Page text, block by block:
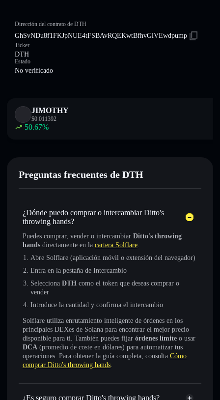
Dirección del contrato de DTH
GhSvNDu8f1FKJpNUE4tFSBAvRQEKwtBfhvGiVEwdpump
Ticker
DTH
Estado
No verificado
JIMOTHY
$0.011392
50.67%
Preguntas frecuentes de DTH
¿Dónde puedo comprar o intercambiar Ditto's
throwing hands?
Puedes comprar, vender o intercambiar Ditto's throwing
hands directamente en la cartera Solflare:
Abre Solflare (aplicación móvil o extensión del navegador)
Entra en la pestaña de Intercambio
Selecciona DTH como el token que deseas comprar o
vender
Introduce la cantidad y confirma el intercambio
Solflare utiliza enrutamiento inteligente de órdenes en los
principales DEXes de Solana para encontrar el mejor precio
disponible para ti. También puedes fijar órdenes límite o usar
DCA (promedio de coste en dólares) para automatizar tus
operaciones. Para obtener la guía completa, consulta Cómo
comprar Ditto's throwing hands.
¿Es seguro comprar Ditto's throwing hands?